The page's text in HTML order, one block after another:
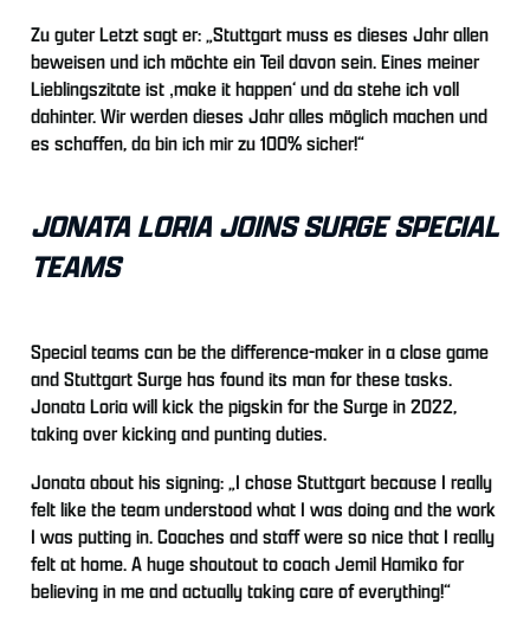
Zu guter Letzt sagt er: „Stuttgart muss es dieses Jahr allen
beweisen und ich möchte ein Teil davon sein. Eines meiner
Lieblingszitate ist ‚make it happen‘ und da stehe ich voll
dahinter. Wir werden dieses Jahr alles möglich machen und
es schaffen, da bin ich mir zu 100% sicher!“
JONATA LORIA JOINS SURGE SPECIAL
TEAMS
Special teams can be the difference-maker in a close game
and Stuttgart Surge has found its man for these tasks.
Jonata Loria will kick the pigskin for the Surge in 2022,
taking over kicking and punting duties.
Jonata about his signing: „I chose Stuttgart because I really
felt like the team understood what I was doing and the work
I was putting in. Coaches and staff were so nice that I really
felt at home. A huge shoutout to coach Jemil Hamiko for
believing in me and actually taking care of everything!“